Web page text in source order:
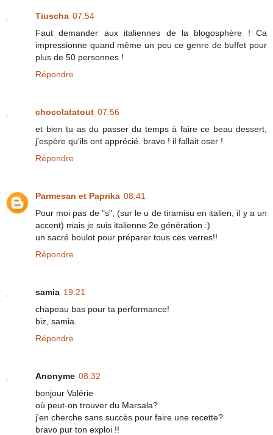
Tiuscha 07:54
Faut demander aux italiennes de la blogosphère ! Ca
impressionne quand même un peu ce genre de buffet pour
plus de 50 personnes !
Répondre
chocolatatout 07:56
et bien tu as du passer du temps à faire ce beau dessert,
j'espère qu'ils ont apprécié. bravo ! il fallait oser !
Répondre
Parmesan et Paprika 08:41
Pour moi pas de "s", (sur le u de tiramisu en italien, il y a un
accent) mais je suis italienne 2e génération :)
un sacré boulot pour préparer tous ces verres!!
Répondre
samia 19:21
chapeau bas pour ta performance!
biz, samia.
Répondre
Anonyme 08:32
bonjour Valérie
où peut-on trouver du Marsala?
j'en cherche sans succès pour faire une recette?
bravo pur ton exploi !!